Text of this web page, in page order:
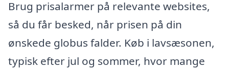
Brug prisalarmer på relevante websites,
så du får besked, når prisen på din
ønskede globus falder. Køb i lavsæsonen,
typisk efter jul og sommer, hvor mange